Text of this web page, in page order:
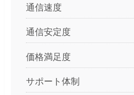
通信速度
通信安定度
価格満足度
サポート体制